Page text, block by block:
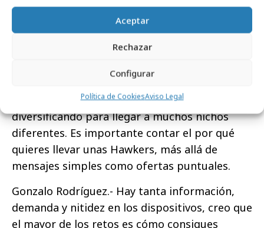
Aceptar
Rechazar
Configurar
Política de CookiesAviso Legal
creativos tienen mucha menos vida útil que
antes, por lo que es cada vez más importante
este trabajo y, sobre todo, tienes que
diversificar en las categorías en las que entras
con tu marca: nosotros estamos en
motociclismo, pero también en moda,
diversificando para llegar a muchos nichos
diferentes. Es importante contar el por qué
quieres llevar unas Hawkers, más allá de
mensajes simples como ofertas puntuales.
Gonzalo Rodríguez.- Hay tanta información,
demanda y nitidez en los dispositivos, creo que
el mayor de los retos es cómo consigues